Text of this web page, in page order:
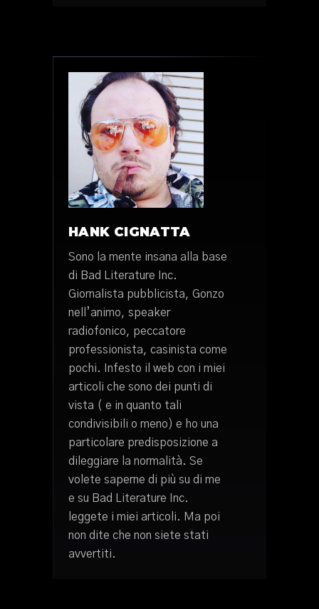
HANK CIGNATTA
Sono la mente insana alla base
di Bad Literature Inc.
Giornalista pubblicista, Gonzo
nell’animo, speaker
radiofonico, peccatore
professionista, casinista come
pochi. Infesto il web con i miei
articoli che sono dei punti di
vista ( e in quanto tali
condivisibili o meno) e ho una
particolare predisposizione a
dileggiare la normalità. Se
volete saperne di più su di me
e su Bad Literature Inc.
leggete i miei articoli. Ma poi
non dite che non siete stati
avvertiti.